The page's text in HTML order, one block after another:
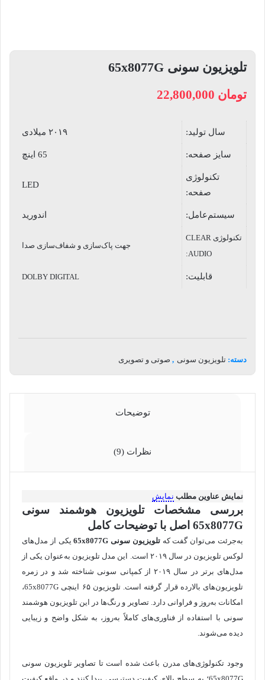
تلویزیون سونی 65x8077G
تومان
سال تولید: ۲۰۱۹ میلادی
سایز صفحه: 65 اینچ
تکنولوژی
صفحه:
LED
سیستم‌عامل: اندورید
تکنولوژی CLEAR
AUDIO:
جهت پاک‌سازی و شفاف‌سازی صدا
قابلیت: DOLBY DIGITAL
دسته: تلویزیون سونی , صوتی و تصویری
توضیحات
نظرات (9)
نمایش عناوین مطلب نمایش
بررسی مشخصات تلویزیون هوشمند سونی
65x8077G اصل با توضیحات کامل
به‌جرئت می‌توان گفت کهتلویزیون سونی 65 x8077G
یکی از مدل‌های
لوکس تلویزیون در سال ۲۰۱۹ است. این مدل تلویزیون به‌عنوان یکی از
مدل‌های برتر در سال ۲۰۱۹ از کمپانی سونی شناخته شد و در زمره
تلویزیون‌های بالارده قرار گرفته است. تلویزیون ۶۵ اینچی 65x8077G،
امکانات به‌روز و فراوانی دارد. تصاویر و رنگ‌ها در این تلویزیون هوشمند
سونی با استفاده از فناوری‌های کاملاً به‌روز، به شکل واضح و زیبایی
دیده می‌شوند.
وجود تکنولوژی‌های مدرن باعث شده است تا تصاویر تلویزیون سونی